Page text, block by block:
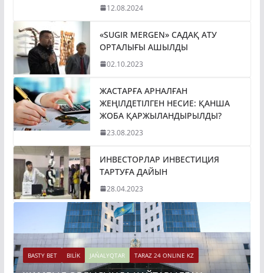
12.08.2024
«SUGIR MERGEN» САДАҚ АТУ
ОРТАЛЫҒЫ АШЫЛДЫ
02.10.2023
ЖАСТАРҒА АРНАЛҒАН
ЖЕҢІЛДЕТІЛГЕН НЕСИЕ: ҚАНША
ЖОБА ҚАРЖЫЛАНДЫРЫЛДЫ?
23.08.2023
ИНВЕСТОРЛАР ИНВЕСТИЦИЯ
ТАРТУҒА ДАЙЫН
28.04.2023